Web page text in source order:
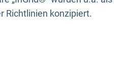
Richtlinien konzipiert.